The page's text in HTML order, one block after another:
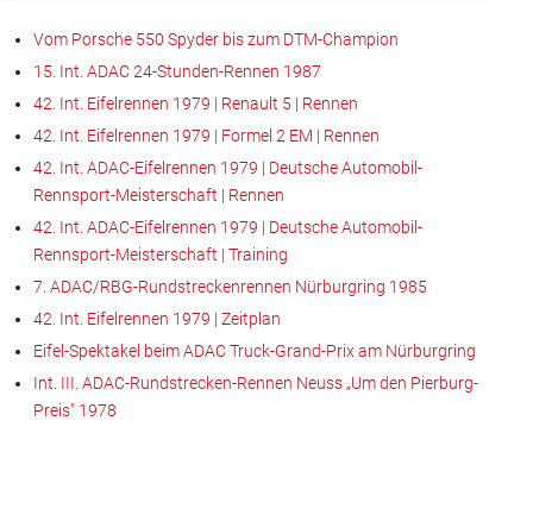
Vom Porsche 550 Spyder bis zum DTM-Champion
15. Int. ADAC 24-Stunden-Rennen 1987
42. Int. Eifelrennen 1979 | Renault 5 | Rennen
42. Int. Eifelrennen 1979 | Formel 2 EM | Rennen
42. Int. ADAC-Eifelrennen 1979 | Deutsche Automobil-
Rennsport-Meisterschaft | Rennen
42. Int. ADAC-Eifelrennen 1979 | Deutsche Automobil-
Rennsport-Meisterschaft | Training
7. ADAC/RBG-Rundstreckenrennen Nürburgring 1985
42. Int. Eifelrennen 1979 | Zeitplan
Eifel-Spektakel beim ADAC Truck-Grand-Prix am Nürburgring
Int. III. ADAC-Rundstrecken-Rennen Neuss „Um den Pierburg-
Preis" 1978